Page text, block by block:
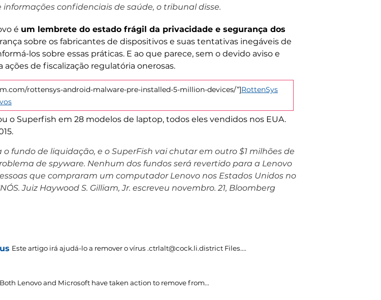
confidenciais de saúde, o tribunal disse.
é um lembrete do estado frágil da privacidade e segurança dos
sobre os fabricantes de dispositivos e suas tentativas inegáveis ​​de
los sobre essas práticas. E ao que parece, sem o devido aviso e
de fiscalização regulatória onerosas.
rottensys-android-malware-pre-installed-5-million-devices/”]RottenSys
o Superfish em 28 modelos de laptop, todos eles vendidos nos EUA.
fundo de liquidação, e o SuperFish vai chutar em outro $1 milhões de
de spyware. Nenhum dos fundos será revertido para a Lenovo
que compraram um computador Lenovo nos Estados Unidos no
Juiz Haywood S. Gilliam, Jr. escreveu novembro. 21, Bloomberg
Este artigo irá ajudá-lo a remover o vírus .ctrlalt@cock.li.district Files....
Both Lenovo and Microsoft have taken action to remove from...